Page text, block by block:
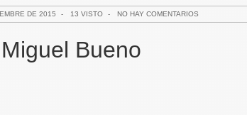
DE 2015 - 13 VISTO - NO HAY COMENTARIOS
Bueno